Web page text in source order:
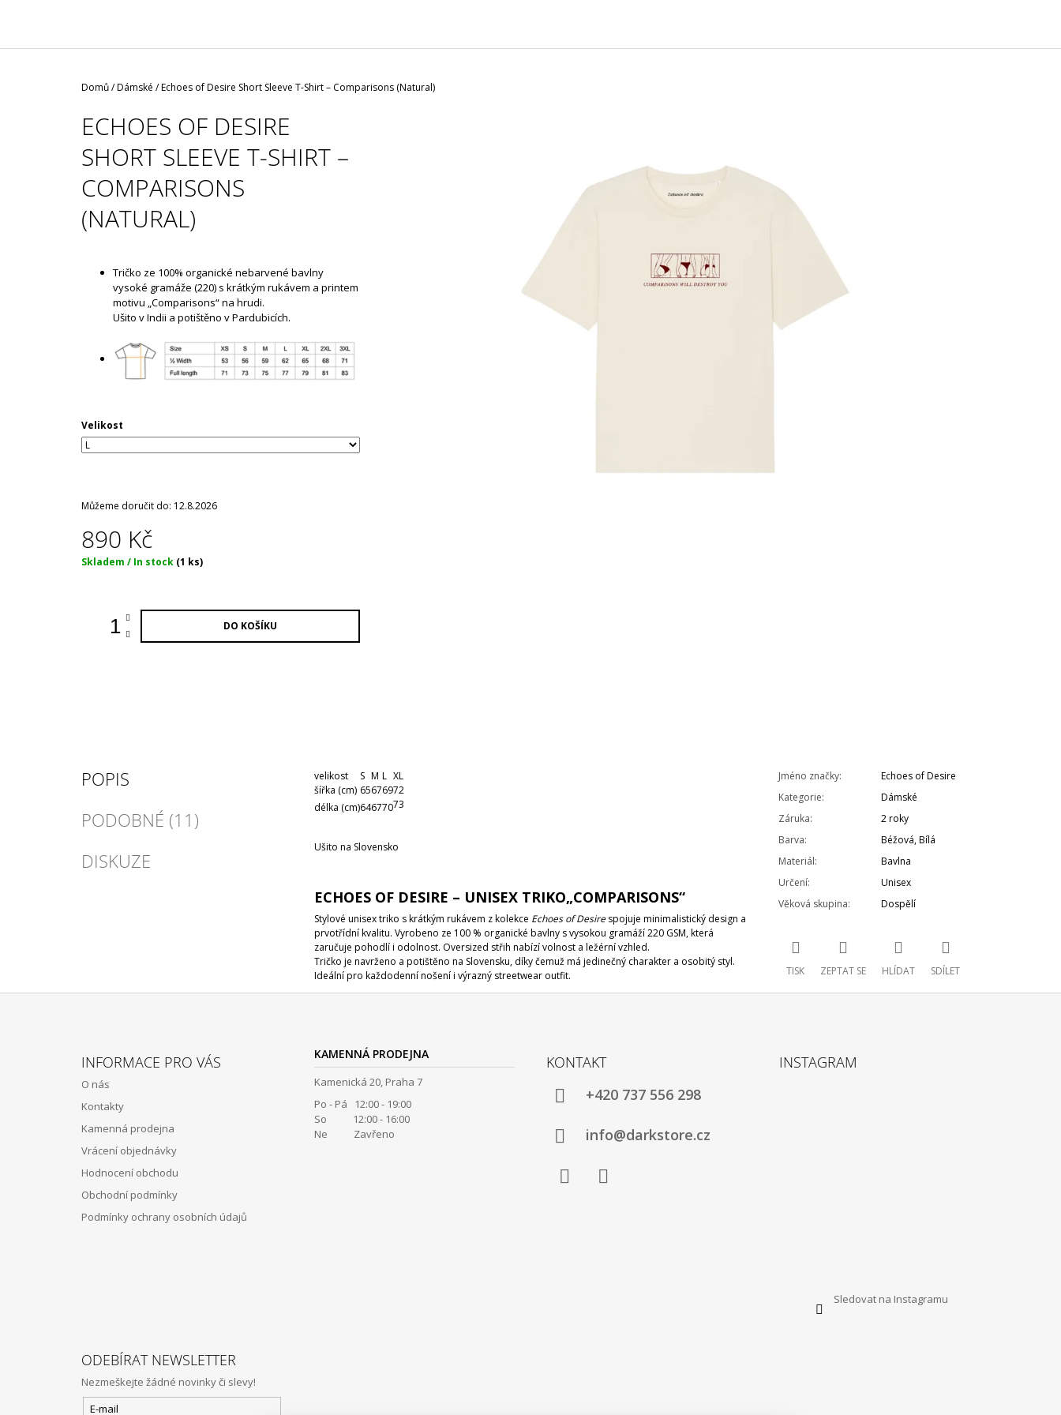
Domů/Dámské /Echoes of Desire Short Sleeve T-Shirt – Comparisons (Natural)
ECHOES OF DESIRE
SHORT SLEEVE T-SHIRT –
COMPARISONS
(NATURAL)
Tričko ze 100% organické nebarvené bavlny
vysoké gramáže (220) s krátkým rukávem a printem
motivu „Comparisons“ na hrudi.
Ušito v Indii a potištěno v Pardubicích.
Velikost
Můžeme doručit do: 12.8.2026
890 Kč
Měrná
Skladem / In stock (1 ks)
DO KOŠÍKU
POPIS
PODOBNÉ (11)
DISKUZE
velikost S M L XL
šířka (cm) 65676972
délka (cm)64677073
Ušito na Slovensko
ECHOES OF DESIRE – UNISEX TRIKO„COMPARISONS“
Stylové unisex triko s krátkým rukávem z kolekce Echoes of Desirespojuje minimalistický design a
prvotřídní kvalitu. Vyrobeno ze 100 % organické bavlny s vysokou gramáží 220 GSM, která
zaručuje pohodlí i odolnost. Oversized střih nabízí volnost a ležérní vzhled.
Tričko je navrženo a potištěno na Slovensku, díky čemuž má jedinečný charakter a osobitý styl.
Ideální pro každodenní nošení i výrazný streetwear outfit.
Jméno značky:
Echoes of Desire
Kategorie:
Dámské
Záruka:
2 roky
Barva: Béžová,Bílá
Materiál:
Bavlna
Určení:
Unisex
Věková skupina: Dospělí
TISK ZEPTAT SE HLÍDAT SDÍLET
INFORMACE PRO VÁS
O nás
Kontakty
Kamenná prodejna
Vrácení objednávky
Hodnocení obchodu
Obchodní podmínky
Podmínky ochrany osobních údajů
KAMENNÁ PRODEJNA
Kamenická 20, Praha 7
Po - Pá 12:00 - 19:00
So 12:00 - 16:00
Ne Zavřeno
KONTAKT
+420 737 556 298
info@darkstore.cz
INSTAGRAM
Sledovat na Instagramu
ODEBÍRAT NEWSLETTER
Nezmeškejte žádné novinky či slevy!
E-mail